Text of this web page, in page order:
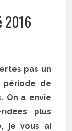
2016
pas un
période de
On a envie
plus
je vous ai